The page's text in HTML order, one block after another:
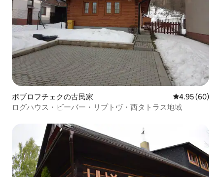
ボブロフチェクの古民家 レビュー60
4.95 (60)
ログハウス・ビーバー・リプトヴ・西タトラス地域